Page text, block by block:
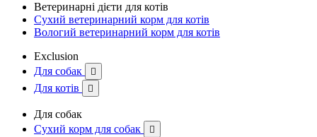
Ветеринарні дієти для котів
Сухий ветеринарний корм для котів
Вологий ветеринарний корм для котів
Exclusion
Для собак

Для котів 
Для собак
Сухий корм для собак
